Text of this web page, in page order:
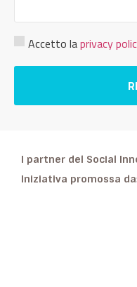
Consenso
Accetto laprivacy
I partner del Social
Iniziativa promossa